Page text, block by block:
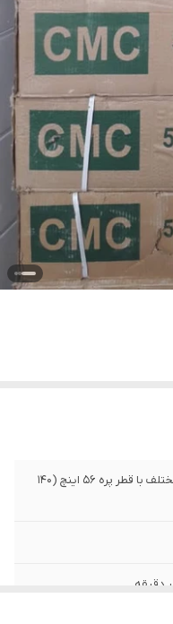
دارای 5 سرعت مختلف با قطر پره 56 اینچ (140